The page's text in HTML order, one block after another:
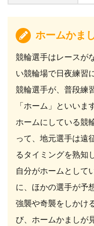
ホームかま
競輪選手はレースが
い競輪場で日夜練習
競輪選手が、普段練
「ホーム」といいま
ホームにしている競
って、地元選手は遠
るタイミングを熟知
自分がホームとして
に、ほかの選手が予
強襲や奇襲をしかけ
び、ホームかましが